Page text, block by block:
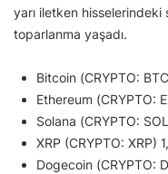
yarı iletken hisselerindeki
toparlanma yaşadı.
Bitcoin (CRYPTO:
Ethereum (CRYPTO:
Solana (CRYPTO:
XRP (CRYPTO: XRP)
Dogecoin (CRYPTO: